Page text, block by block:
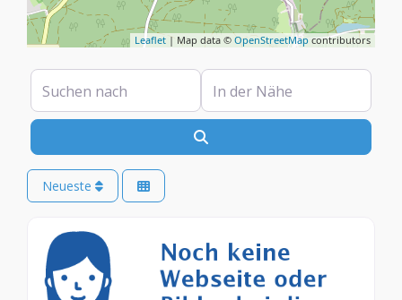
Leaflet | Map data © OpenStreetMap contributors
Suchen nach In der Nähe
Neueste